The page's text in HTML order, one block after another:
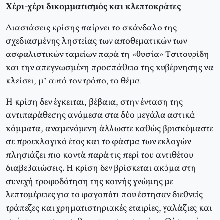
Xέρι-χέρι δικομματισμός και κλεπτοκράτες
Διαστάσεις κρίσης παίρνει το σκάνδαλο της
σχεδιασμένης ληστείας των αποθεματικών των
ασφαλιστικών ταμείων παρά τη «θυσία» Tσιτουρίδη
και την απεγνωσμένη προσπάθεια της κυβέρνησης να
κλείσει, μ’ αυτό τον τρόπο, το θέμα.
H κρίση δεν έγκειται, βέβαια, στην ένταση της
αντιπαράθεσης ανάμεσα στα δύο μεγάλα αστικά
κόμματα, αναμενόμενη άλλωστε καθώς βρισκόμαστε
σε προεκλογικό έτος και το φάσμα των εκλογών
πλησιάζει πιο κοντά παρά τις περί του αντιθέτου
διαβεβαιώσεις. H κρίση δεν βρίσκεται ακόμα στη
συνεχή τροφοδότηση της κοινής γνώμης με
λεπτομέρειες για το φαγοπότι που έστησαν διεθνείς
τράπεζες και χρηματιστηριακές εταιρίες, γαλάζιες και